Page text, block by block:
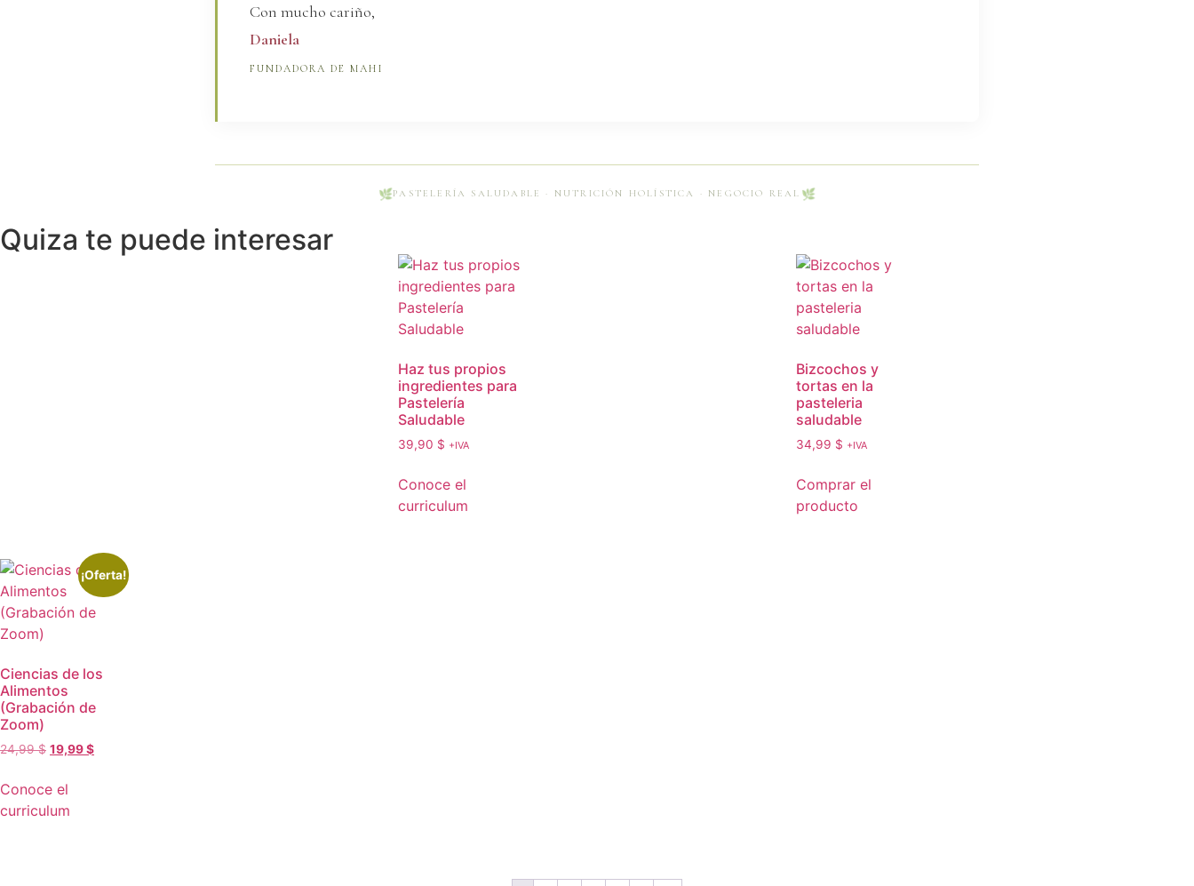
Con mucho cariño,
Daniela
FUNDADORA DE MAHI
🌿PASTELERÍA SALUDABLE · NUTRICIÓN HOLÍSTICA · NEGOCIO REAL 🌿
Quiza te puede interesar
Haz tus propios
ingredientes para
Pastelería
Saludable
39,90 $ +IVA
Conoce el
curriculum
Bizcochos y
tortas en la
pasteleria
saludable
34,99 $ +IVA
Comprar el
producto
¡Oferta!
Ciencias de los
Alimentos
(Grabación de
Zoom)
24,99$ 19,99$
Conoce el
curriculum